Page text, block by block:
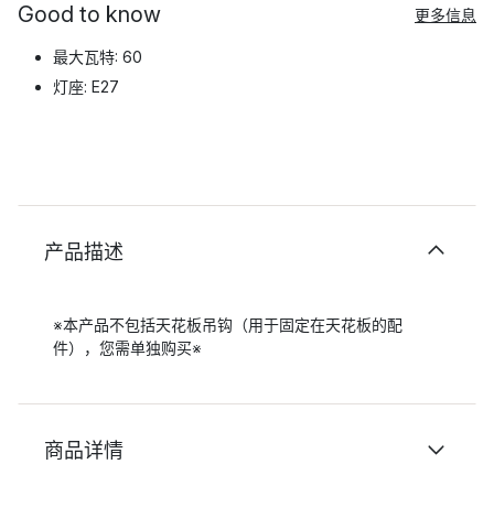
Good to know 更多信息
最大瓦特: 60
灯座: E27
产品描述
※本产品不包括天花板吊钩（用于固定在天花板的配
件），您需单独购买※
商品详情